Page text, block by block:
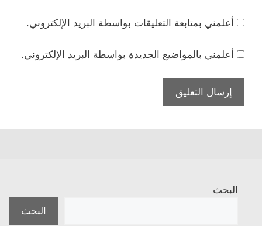
أعلمني بمتابعة التعليقات بواسطة البريد الإلكتروني.
أعلمني بالمواضيع الجديدة بواسطة البريد الإلكتروني.
البحث
البحث